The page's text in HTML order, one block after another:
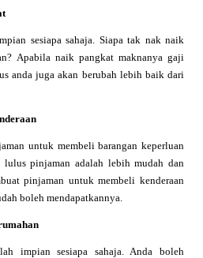
sesiapa sahaja. Siapa tak nak naik
Apabila naik pangkat maknanya gaji
anda juga akan berubah lebih baik dari
untuk membeli barangan keperluan
pinjaman adalah lebih mudah dan
pinjaman untuk membeli kenderaan
boleh mendapatkannya.
impian sesiapa sahaja. Anda boleh